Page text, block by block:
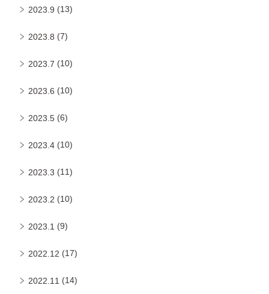
2023.9 (13)
2023.8 (7)
2023.7 (10)
2023.6 (10)
2023.5 (6)
2023.4 (10)
2023.3 (11)
2023.2 (10)
2023.1 (9)
2022.12 (17)
2022.11 (14)